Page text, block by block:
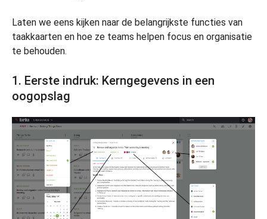
Laten we eens kijken naar de belangrijkste functies van
taakkaarten en hoe ze teams helpen focus en organisatie
te behouden.
1. Eerste indruk: Kerngegevens in een
oogopslag